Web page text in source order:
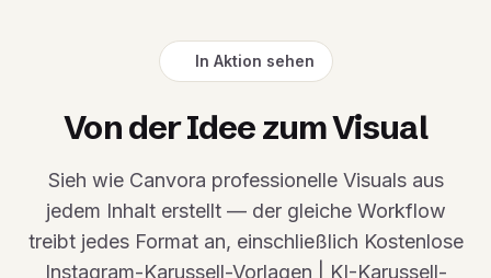
In Aktion sehen
Von der Idee zum Visual
Sieh wie Canvora professionelle Visuals aus
jedem Inhalt erstellt — der gleiche Workflow
treibt jedes Format an, einschließlich Kostenlose
Instagram-Karussell-Vorlagen | KI-Karussell-